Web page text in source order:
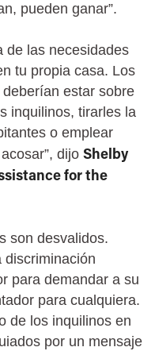
pueden ganar”.
de las necesidades
tu propia casa. Los
estar sobre
inquilinos, tirarles la
o emplear
dijo Shelby
for the
son desvalidos.
discriminación
para demandar a su
para cualquiera.
de los inquilinos en
por un mensaje